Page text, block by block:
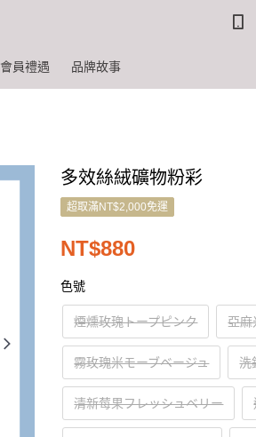
會員禮遇 品牌故事
多效絲絨礦物粉彩
超取滿NT$2,000免運
NT$880
色號
煙燻玫瑰トープピンク 亞麻
霧玫瑰米モーブベージュ 洗
清新莓果フレッシュベリー